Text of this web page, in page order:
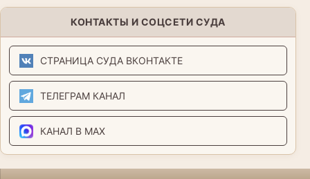
КОНТАКТЫ И СОЦСЕТИ СУДА
СТРАНИЦА СУДА ВКОНТАКТЕ
ТЕЛЕГРАМ КАНАЛ
КАНАЛ В MAX